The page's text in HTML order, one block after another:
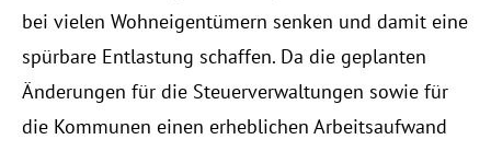
bei vielen Wohneigentümern senken und damit eine
spürbare Entlastung schaffen. Da die geplanten
Änderungen für die Steuerverwaltungen sowie für
die Kommunen einen erheblichen Arbeitsaufwand